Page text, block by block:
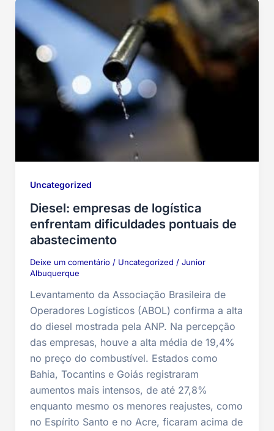
Uncategorized
Diesel: empresas de logística
enfrentam dificuldades pontuais de
abastecimento
Deixe um comentário / Uncategorized / Junior
Albuquerque
Levantamento da Associação Brasileira de
Operadores Logísticos (ABOL) confirma a alta
do diesel mostrada pela ANP. Na percepção
das empresas, houve a alta média de 19,4%
no preço do combustível. Estados como
Bahia, Tocantins e Goiás registraram
aumentos mais intensos, de até 27,8%
enquanto mesmo os menores reajustes, como
no Espírito Santo e no Acre, ficaram acima de